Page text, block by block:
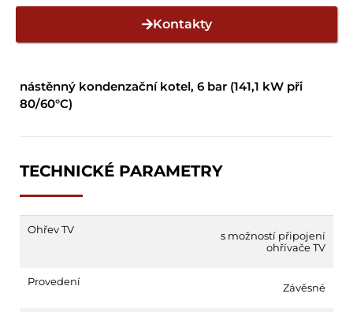
nástěnný kondenzační kotel, 6 bar (141,1 kW při
80/60°C)
TECHNICKÉ PARAMETRY
Ohřev TV
s možností připojení
ohřívače TV
Provedení Závěsné
Kontakty